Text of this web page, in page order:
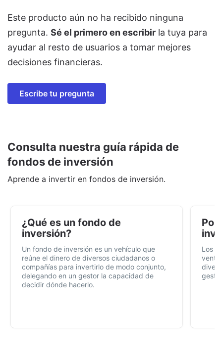
Este producto aún no ha recibido ninguna
pregunta. Sé el primero en escribir la tuya para
ayudar al resto de usuarios a tomar mejores
decisiones financieras.
Escribe tu pregunta
Consulta nuestra guía rápida de
fondos de inversión
Aprende a invertir en fondos de inversión.
¿Qué es un fondo de
inversión?
Un fondo de inversión es un vehículo que
reúne el dinero de diversos ciudadanos o
compañías para invertirlo de modo conjunto,
delegando en un gestor la capacidad de
decidir dónde hacerlo.
Por
Los